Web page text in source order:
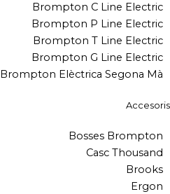
Brompton C Line Electric
Brompton P Line Electric
Brompton T Line Electric
Brompton G Line Electric
Brompton Elèctrica Segona Mà
Accesoris
Bosses Brompton
Casc Thousand
Brooks
Ergon